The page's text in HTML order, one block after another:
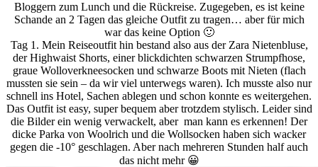
Bloggern zum Lunch und die Rückreise. Zugegeben, es ist keine
Schande an 2 Tagen das gleiche Outfit zu tragen… aber für mich
war das keine Option 🙂
Tag 1. Mein Reiseoutfit hin bestand also aus der Zara Nietenbluse,
der Highwaist Shorts, einer blickdichten schwarzen Strumpfhose,
graue Wolloverkneesocken und schwarze Boots mit Nieten (flach
mussten sie sein – da wir viel unterwegs waren). Ich musste also nur
schnell ins Hotel, Sachen ablegen und schon konnte es weitergehen.
Das Outfit ist easy, super bequem aber trotzdem stylisch. Leider sind
die Bilder ein wenig verwackelt, aber man kann es erkennen! Der
dicke Parka von Woolrich und die Wollsocken haben sich wacker
gegen die -10° geschlagen. Aber nach mehreren Stunden half auch
das nicht mehr 😀